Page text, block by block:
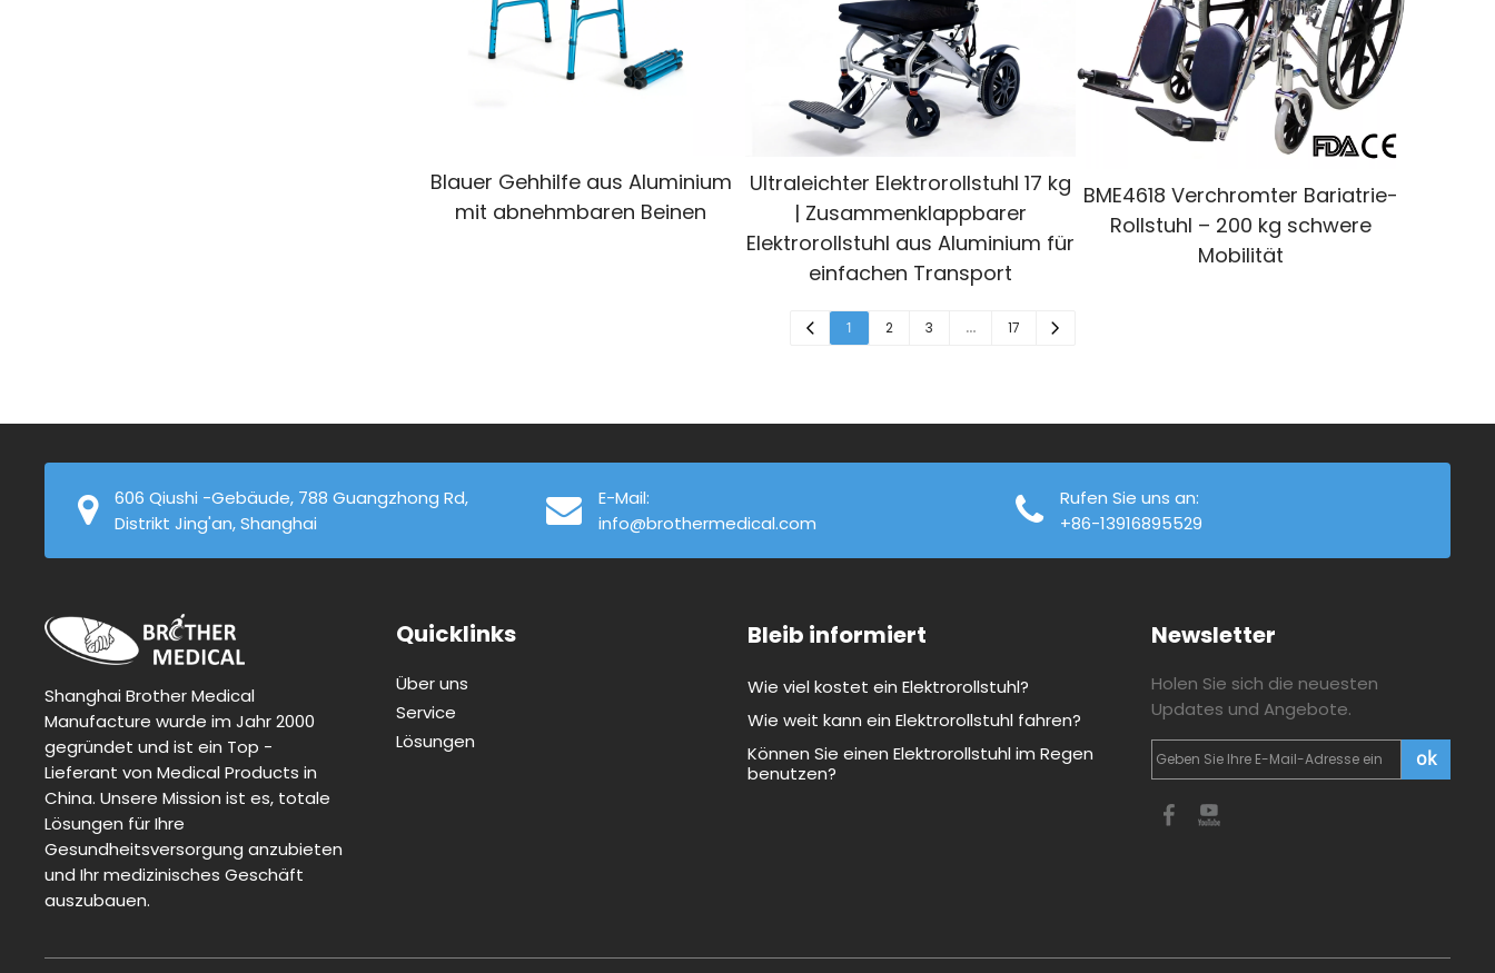
Blauer Gehhilfe aus Aluminium
mit abnehmbaren Beinen
Ultraleichter Elektrorollstuhl 17 kg
| Zusammenklappbarer
Elektrorollstuhl aus Aluminium für
einfachen Transport
BME4618 Verchromter Bariatrie-
Rollstuhl – 200 kg schwere
Mobilität
1 2 3 … 17
606 Qiushi -Gebäude, 788 Guangzhong Rd,
Distrikt Jing'an, Shanghai
E-Mail:
info@brothermedical.com
Rufen Sie uns an:
+86-13916895529
Shanghai Brother Medical
Manufacture wurde im Jahr 2000
gegründet und ist ein Top -
Lieferant von Medical Products in
China. Unsere Mission ist es, totale
Lösungen für Ihre
Gesundheitsversorgung anzubieten
und Ihr medizinisches Geschäft
auszubauen.
Quicklinks
Über uns
Service
Lösungen
Bleib informiert
Wie viel kostet ein Elektrorollstuhl?
Wie weit kann ein Elektrorollstuhl fahren?
Können Sie einen Elektrorollstuhl im Regen
benutzen?
Newsletter
Holen Sie sich die neuesten
Updates und Angebote.
ok